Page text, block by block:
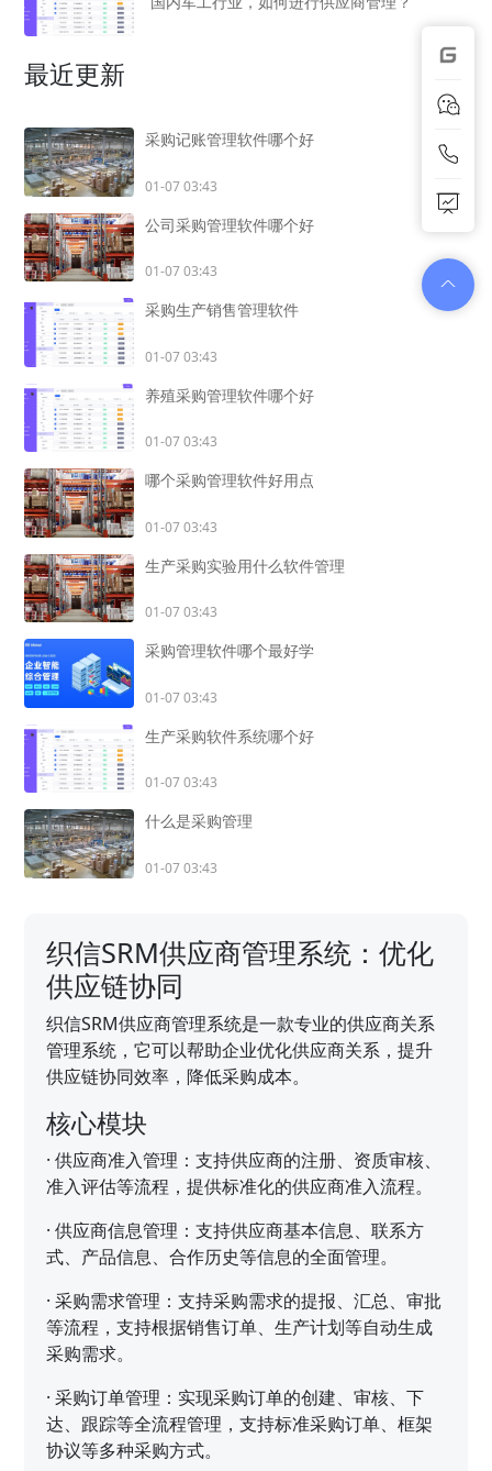
最近更新
采购记账管理软件哪个好
01-07 03:43
公司采购管理软件哪个好
01-07 03:43
采购生产销售管理软件
01-07 03:43
养殖采购管理软件哪个好
01-07 03:43
哪个采购管理软件好用点
01-07 03:43
生产采购实验用什么软件管理
01-07 03:43
采购管理软件哪个最好学
01-07 03:43
生产采购软件系统哪个好
01-07 03:43
什么是采购管理
01-07 03:43
织信SRM供应商管理系统：优化
供应链协同
织信SRM供应商管理系统是一款专业的供应商关系
管理系统，它可以帮助企业优化供应商关系，提升
供应链协同效率，降低采购成本。
核心模块
·供应商准入管理：支持供应商的注册、资质审核、
准入评估等流程，提供标准化的供应商准入流程。
·供应商信息管理：支持供应商基本信息、联系方
式、产品信息、合作历史等信息的全面管理。
·采购需求管理：支持采购需求的提报、汇总、审批
等流程，支持根据销售订单、生产计划等自动生成
采购需求。
·采购订单管理：实现采购订单的创建、审核、下
达、跟踪等全流程管理，支持标准采购订单、框架
协议等多种采购方式。